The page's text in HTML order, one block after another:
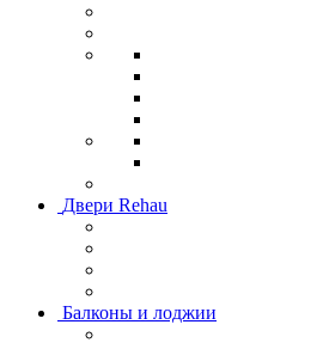
Двери Rehau
Балконы и лоджии